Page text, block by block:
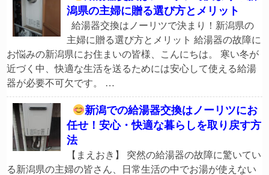
潟県の主婦に贈る選び方とメリット
給湯器交換はノーリツで決まり！新潟県の
主婦に贈る選び方とメリット 給湯器の故障に
お悩みの新潟県にお住まいの皆様、こんにちは。 寒い冬が
近づく中、快適な生活を送るためには安心して使える給湯
器が必要不可欠です。 …
新潟での給湯器交換はノーリツにお
任せ！安心・快適な暮らしを取り戻す方
法
【まえおき】 突然の給湯器の故障に驚いてい
る新潟県の主婦の皆さん、日常生活の中でお湯が使えない